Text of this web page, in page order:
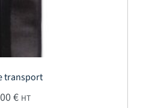
transport
€ HT